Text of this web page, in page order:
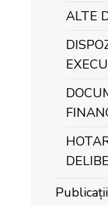
ALTE